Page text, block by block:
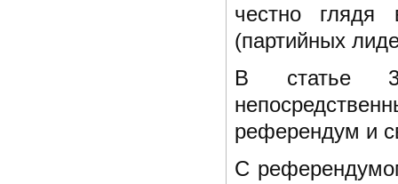
честно
(партийных
В статье 3
референдум и
С